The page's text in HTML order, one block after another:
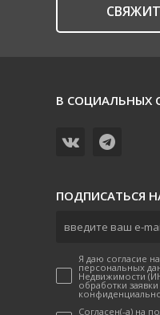
В СОЦИАЛЬНЫХ
ПОДПИСАТЬСЯ
Я даю согласие
персональных
Недвижимости
обработки
Согласен(-а) на